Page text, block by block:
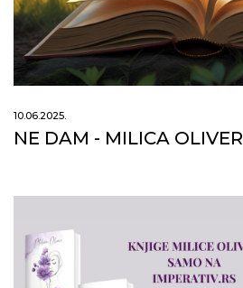
10.06.2025.
NE DAM - MILICA OLIVER